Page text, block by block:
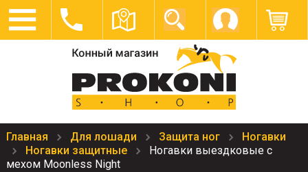
Главная Для лошади Защита ног
Ногавки
Ногавки защитные
Ногавки выездковые с
мехом Moonless Night